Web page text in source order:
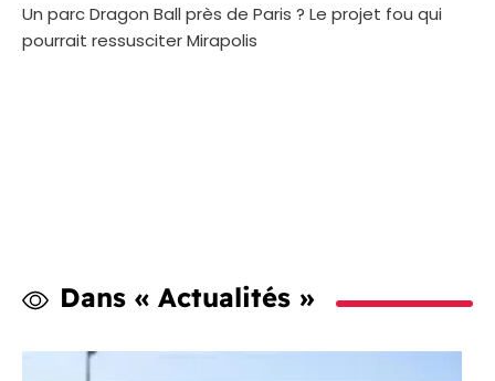
Un parc Dragon Ball près de Paris ? Le projet fou qui
pourrait ressusciter Mirapolis
Dans « Actualités »